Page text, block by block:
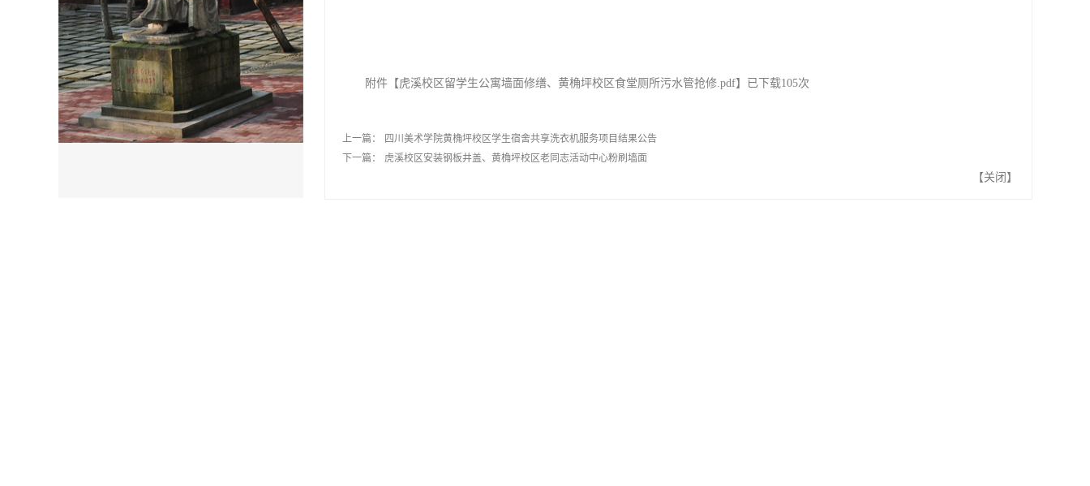
附件【虎溪校区留学生公寓墙面修缮、黄桷坪校区食堂厕所污水管抢修.pdf】已下载105次
上一篇：
四川美术学院黄桷坪校区学生宿舍共享洗衣机服务项目结果公告
下一篇：
虎溪校区安装钢板井盖、黄桷坪校区老同志活动中心粉刷墙面
【关闭 】